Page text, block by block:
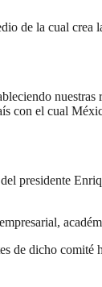
de la cual
nuestras
con el cual
presidente
de dicho comité